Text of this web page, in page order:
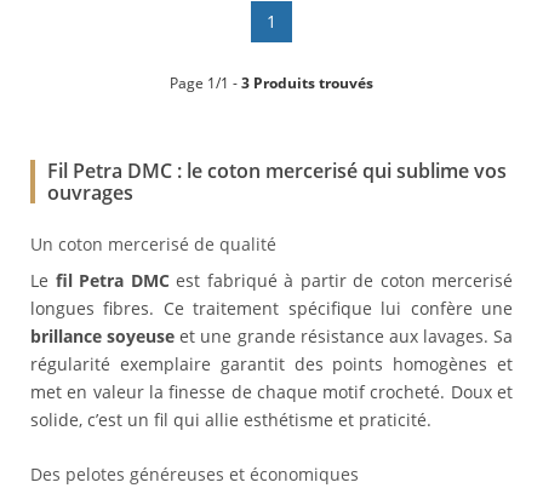
1
Page 1/1 -3 Produits trouvés
Fil Petra DMC : le coton mercerisé qui sublime vos
ouvrages
Un coton mercerisé de qualité
Le fil Petra DMCest fabriqué à partir de coton mercerisé
longues fibres. Ce traitement spécifique lui confère une
brillance soyeuse et une grande résistance aux lavages. Sa
régularité exemplaire garantit des points homogènes et
met en valeur la finesse de chaque motif crocheté. Doux et
solide, c’est un fil qui allie esthétisme et praticité.
Des pelotes généreuses et économiques